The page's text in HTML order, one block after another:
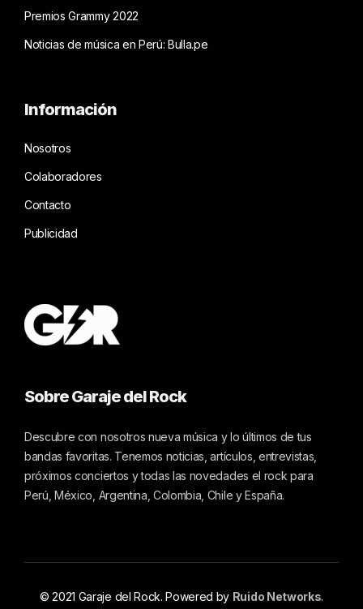
Premios Grammy 2022
Noticias de música en Perú: Bulla.pe
Información
Nosotros
Colaboradores
Contacto
Publicidad
Sobre Garaje del Rock
Descubre con nosotros nueva música y lo últimos de tus
bandas favoritas. Tenemos noticias, artículos, entrevistas,
próximos conciertos y todas las novedades el rock para
Perú, México, Argentina, Colombia, Chile y España.
© 2021 Garaje del Rock. Powered by Ruido Networks.